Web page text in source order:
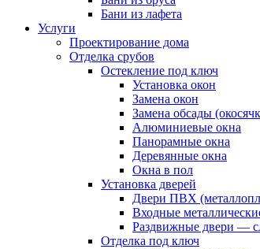
Бани из лафета
Услуги
Проектирование дома
Отделка срубов
Остекление под ключ
Установка окон
Замена окон
Замена обсады
Алюминиевые окна
Панорамные окна
Деревянные окна
Окна в пол
Установка дверей
Двери ПВХ
Входные
Раздвижные двери —
Отделка под ключ